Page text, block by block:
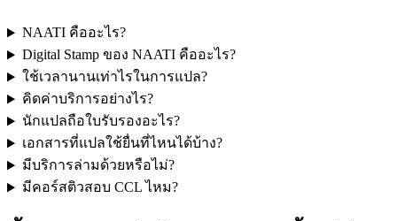
NAATI คืออะไร?
Digital Stamp ของ NAATI คืออะไร?
ใช้เวลานานเท่าไรในการแปล?
คิดค่าบริการอย่างไร?
นักแปลถือใบรับรองอะไร?
เอกสารที่แปลใช้ยื่นที่ไหนได้บ้าง?
มีบริการล่ามด้วยหรือไม่?
มีคอร์สติวสอบ CCL ไหม?